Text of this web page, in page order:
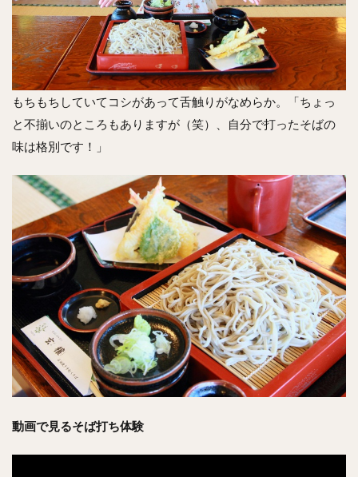
もちもちしていてコシがあって舌触りがなめらか。「ちょっ
と不揃いのところもありますが（笑）、自分で打ったそばの
味は格別です！」
動画で見るそば打ち体験